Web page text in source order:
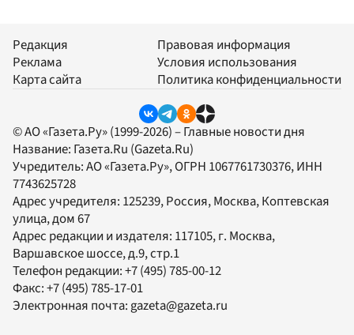
Редакция
Реклама
Карта сайта
Правовая информация
Условия использования
Политика конфиденциальности
© АО «Газета.Ру» (1999-2026) – Главные новости дня
Название: Газета.Ru (Gazeta.Ru)
Учредитель:АО «Газета.Ру», ОГРН 1067761730376, ИНН
7743625728
Адрес учредителя: 125239, Россия, Москва, Коптевская
улица, дом 67
Адрес редакции и издателя: 117105, г. Москва,
Варшавское шоссе, д.9, стр.1
Телефон редакции:+7 (495) 785-00-12
Факс:+7 (495) 785-17-01
Электронная почта: gazeta@gazeta.ru